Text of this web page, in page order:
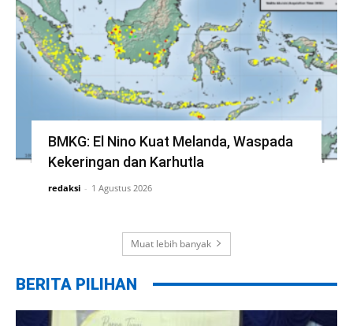
BMKG: El Nino Kuat Melanda, Waspada
Kekeringan dan Karhutla
redaksi - 1 Agustus 2026
Muat lebih banyak
BERITA PILIHAN